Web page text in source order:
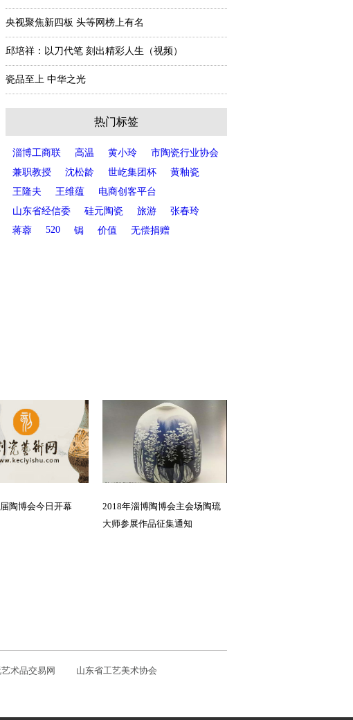
央视聚焦新四板 头等网榜上有名
邱培祥：以刀代笔 刻出精彩人生（视频）
瓷品至上 中华之光
热门标签
淄博工商联 高温 黄小玲
市陶瓷行业协会
兼职教授
沈松龄 世屹集团杯
黄釉瓷
王隆夫
王维蕴
电商创客平台
山东省经信委
硅元陶瓷 旅游
张春玲
蒋蓉
520 锔 价值 无偿捐赠
陶博会今日开幕
2018年淄博陶博会主会场陶琉
大师参展作品征集通知
术品交易网
山东省工艺美术协会